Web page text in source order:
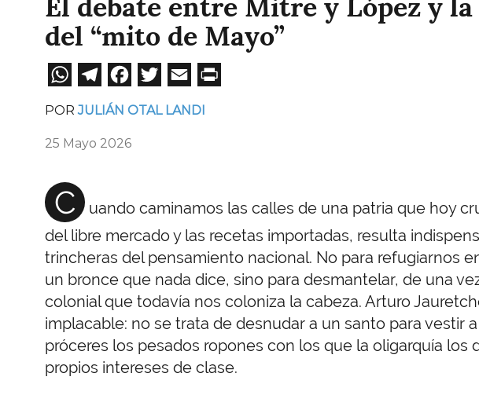
El debate entre Mitre y López y
del “mito de Mayo”
WhatsApp
Telegram
Facebook
Twitter
Email
POR JULIÁN OTAL LANDI
25 Mayo 2026
C
uando caminamos las calles de una patria que hoy
del libre mercado y las recetas importadas, resulta
trincheras del pensamiento nacional. No para refugiarnos
un bronce que nada dice, sino para desmantelar, de una
colonial que todavía nos coloniza la cabeza. Arturo
implacable: no se trata de desnudar a un santo para vestir
próceres los pesados ropones con los que la oligarquía los
propios intereses de clase.